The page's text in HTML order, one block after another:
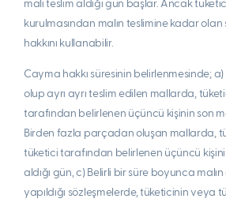
malı teslim aldığı gün başlar. Ancak
kurulmasından malın teslimine kadar
hakkını kullanabilir.
Cayma hakkı süresinin belirlenmesinde; a)
olup ayrı ayrı teslim edilen mallarda,
tarafından belirlenen üçüncü kişinin son
Birden fazla parçadan oluşan mallarda,
tüketici tarafından belirlenen üçüncü
aldığı gün, c) Belirli bir süre boyunca
yapıldığı sözleşmelerde, tüketicinin veya